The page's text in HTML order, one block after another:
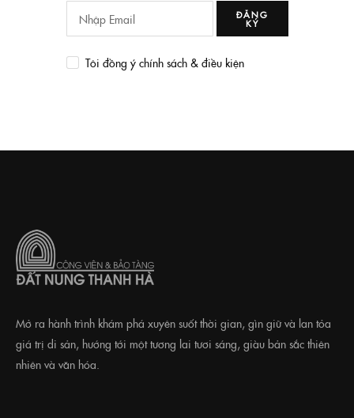
ĐĂNG
KÝ
Tôi đồng ý chính sách & điều kiện
Mở ra hành trình khám phá xuyên suốt thời gian, gìn giữ và lan tỏa
giá trị di sản, hướng tới một tương lai tươi sáng, giàu bản sắc thiên
nhiên và văn hóa.